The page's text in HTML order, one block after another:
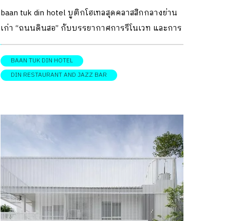
whiteandwood 6 รีโนเวต ตึกแถวเก่าย่านสาทร ให้
เปลี่ยนโฉมใหม่ทั้งภายในและภายนอก พร้อมดีไซน์ที่
ตอบโจทย์การใช้งานของ 3 ครอบครัวในตึกเดียว […]
เจือกลิ่นอายเอกซอติก
baan tuk din hotel บูติกโฮเทลสุดคลาสสิกกลางย่าน
เก่า “ถนนดินสอ” กับบรรยากาศการรีโนเวท และการ
อนุรักษ์อาคารเก่าซึ่งเป็นบ้านของตระกูลแสง-ชูโต ที่
ประกอบด้วยเรือนคุณย่า เรือนโบราณสไตล์โคโลเนีย
ล อายุกว่า 125 ปี และอาคารพาณิชย์ให้เช่าด้านหน้า
ด้วยเกร็ดประวัติศาสตร์ และเสน่ห์ของรูปแบบ
สถาปัตยกรรมดั้งเดิมที่หาชมยาก DESIGNER
DIRECTORYออกแบบ: TAVA architects การรีโนเวท
โรงแรม baan tuk din hotel ครั้งนี้ มาจากความ
ต้องการฟื้นความทรงจำ หลังจากที่อาคารโบราณ
มรดกของตระกูลแสง-ชูโต ได้เคยปล่อยให้เช่าเพื่อ
เปิดเป็นโรงแรมไทยวารี ทำให้ตัวอาคารมีสภาพทรุด
BAAN TUK DIN HOTEL
DIN RESTAURANT AND JAZZ BAR